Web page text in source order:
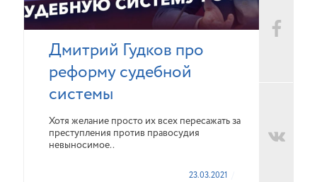
Дмитрий Гудков про
реформу судебной
системы
Хотя желание просто их всех пересажать за
преступления против правосудия
невыносимое..
23.03.2021